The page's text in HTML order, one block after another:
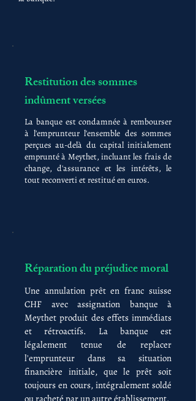
Restitution des sommes
indûment versées
La banque est condamnée à rembourser
à l'emprunteur l'ensemble des sommes
perçues au-delà du capital initialement
emprunté à Meythet, incluant les frais de
change, d'assurance et les intérêts, le
tout reconverti et restitué en euros.
Réparation du préjudice moral
Une annulation prêt en franc suisse
CHF avec assignation banque à
Meythet produit des effets immédiats
et rétroactifs. La banque est
légalement tenue de replacer
l'emprunteur dans sa situation
financière initiale, que le prêt soit
toujours en cours, intégralement soldé
ou racheté par un autre établissement.